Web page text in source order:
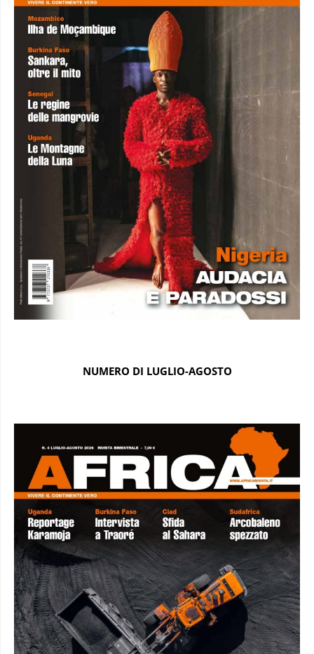
NUMERO DI LUGLIO-AGOSTO